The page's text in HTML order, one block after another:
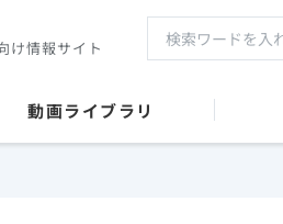
け情報サイト
動画ライブラリ